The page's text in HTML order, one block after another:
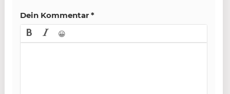
Dein Kommentar *
😀